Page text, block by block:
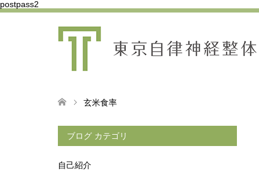
postpass2
玄米食率
ブログ カテゴリ
自己紹介